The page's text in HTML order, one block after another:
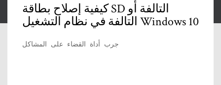
كيفية إصلاح بطاقة SD التالفة أو
التالفة في نظام التشغيل Windows 10
جرب أداة القضاء على المشاكل